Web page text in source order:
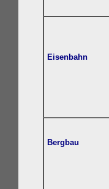
Eisenbahn
Bergbau